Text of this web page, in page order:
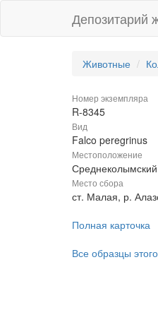
Депозитарий
Животные
Номер экземпляра
R-8345
Вид
Falco peregrinus
Местоположение
Место сбора
ст. Малая, р.
Полная карточка
Все образцы